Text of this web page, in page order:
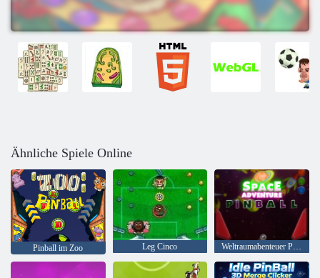
Ähnliche Spiele Online
Pinball im Zoo Leg Cinco Weltraumabenteuer Pinball